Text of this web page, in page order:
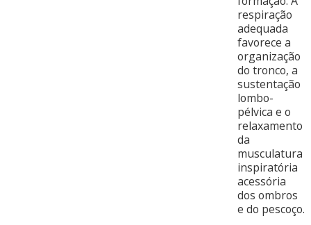
respiração
adequada
favorece a
organização
do tronco, a
sustentação
lombo-
pélvica e o
relaxamento
da
musculatura
inspiratória
acessória
dos ombros
e do pescoço.